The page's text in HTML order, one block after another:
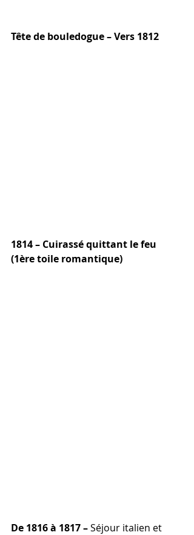
Tête de bouledogue – Vers 1812
1814 – Cuirassé quittant le feu
(1ère toile romantique)
De 1816à 1817 – Séjour italien et